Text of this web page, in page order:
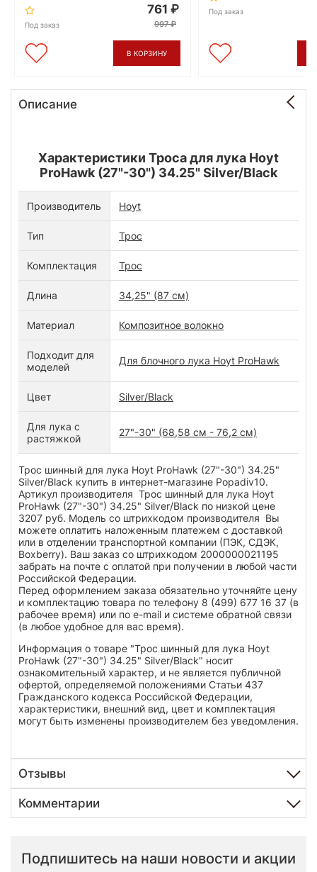
Под заказ
761
997
В КОРЗИНУ
Под заказ
Описание
Характеристики Троса для лука Hoyt
ProHawk (27"-30") 34.25" Silver/Black
Производитель Hoyt
Тип Трос
Комплектация Трос
Длина 34,25" (87 см)
Материал Композитное волокно
Подходит для
моделей
Для блочного лука Hoyt ProHawk
Цвет Silver/Black
Для лука с
растяжкой
27"-30" (68,58 см - 76,2 см)
Трос шинный для лука Hoyt ProHawk (27"-30") 34.25"
Silver/Black купить в интернет-магазине Popadiv10.
Артикул производителя Трос шинный для лука Hoyt
ProHawk (27"-30") 34.25" Silver/Black по низкой цене
3207 руб. Модель со штрихкодом производителя Вы
можете оплатить наложенным платежем с доставкой
или в отделении транспортной компании (ПЭК, СДЭК,
Boxberry). Ваш заказ со штрихкодом 2000000021195
забрать на почте с оплатой при получении в любой части
Российской Федерации.
Перед оформлением заказа обязательно уточняйте цену
и комплектацию товара по телефону 8 (499) 677 16 37 (в
рабочее время) или по e-mail и системе обратной связи
(в любое удобное для вас время).
Информация о товаре "Трос шинный для лука Hoyt
ProHawk (27"-30") 34.25" Silver/Black" носит
ознакомительный характер, и не является публичной
офертой, определяемой положениями Статьи 437
Гражданского кодекса Российской Федерации,
характеристики, внешний вид, цвет и комплектация
могут быть изменены производителем без уведомления.
Отзывы
Комментарии
Подпишитесь на наши новости и акции